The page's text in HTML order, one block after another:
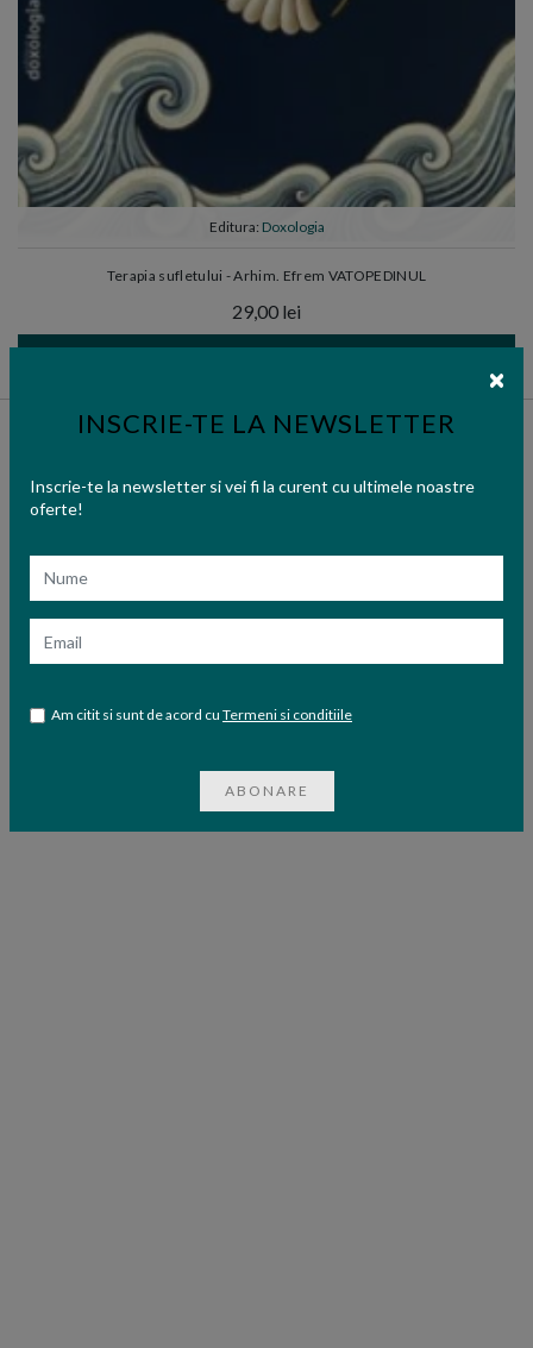
INSCRIE-TE LA NEWSLETTER
Inscrie-te la newsletter si vei fi la curent cu ultimele noastre
oferte!
Am citit si sunt de acord cu Termeni si conditiile
ABONARE
Editura: Doxologia
Terapia sufletului - Arhim. Efrem VATOPEDINUL
29,00 lei
ADAUGA IN COS